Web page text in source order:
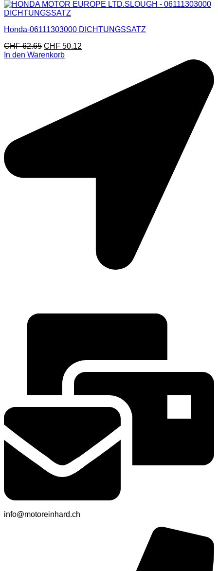
Honda-06111303000 DICHTUNGSSATZ
CHF62.65 CHF 50.12
In den Warenkorb
info@motoreinhard.ch